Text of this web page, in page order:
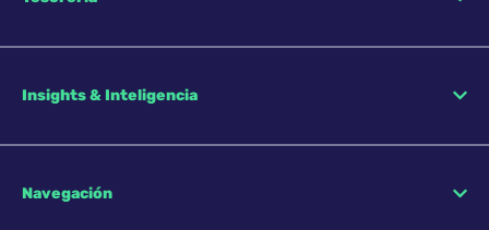
Insights & Inteligencia
Navegación